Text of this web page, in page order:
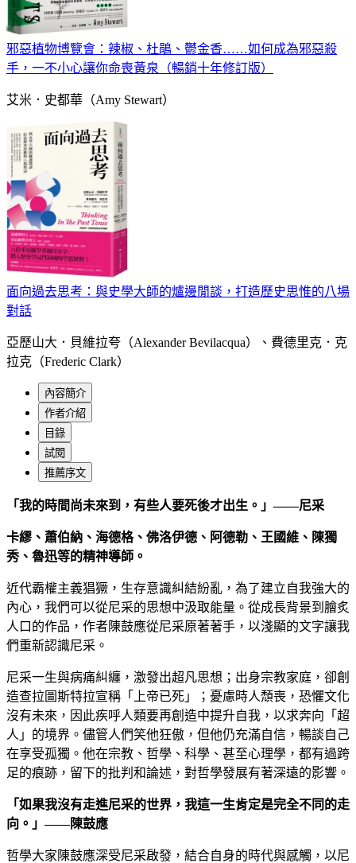
邪惡植物博覽會：辣椒、杜鵑、鬱金香……如何成為邪惡殺
手，一不小心讓你命喪黃泉（暢銷十年修訂版）
艾米．史都華（Amy Stewart）
面向過去思考：與史學大師的爐邊閒談，打造歷史思惟的八場
對話
亞歷山大．貝維拉夸（Alexander Bevilacqua）、費德里克．克
拉克（Frederic Clark）
內容簡介
作者介紹
目錄
試閱
推薦序文
「我的時間尚未來到，有些人要死後才出生。」——尼采
卡繆、蕭伯納、海德格、佛洛伊德、阿德勒、王國維、陳獨
秀、魯迅等的精神導師。
近代霸權主義猖獗，生存意識糾結紛亂，為了建立自我強大的
內心，我們可以從尼采的思想中汲取能量。從成長背景到膾炙
人口的作品，作者陳鼓應從尼采原著著手，以淺顯的文字讓我
們重新認識尼采。
尼采一生與病痛糾纏，激發出超凡思想；出身宗教家庭，卻創
造查拉圖斯特拉宣稱「上帝已死」；憂慮時人頹喪，恐懼文化
沒有未來，因此疾呼人類要再創造中提升自我，以求奔向「超
人」的境界。儘管人們笑他狂傲，但他仍充滿自信，暢談自己
在享受孤獨。他在宗教、哲學、科學、甚至心理學，都有過跨
足的痕跡，留下的批判和論述，對哲學發展有著深遠的影響。
「如果我沒有走進尼采的世界，我這一生肯定是完全不同的走
向。」——陳鼓應
哲學大家陳鼓應深受尼采啟發，結合自身的時代與感觸，以尼